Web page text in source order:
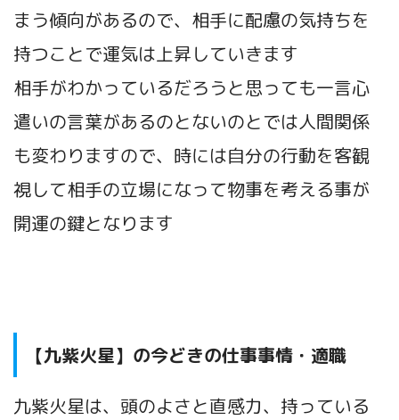
まう傾向があるので、相手に配慮の気持ちを
持つことで運気は上昇していきます
相手がわかっているだろうと思っても一言心
遣いの言葉があるのとないのとでは人間関係
も変わりますので、時には自分の行動を客観
視して相手の立場になって物事を考える事が
開運の鍵となります
【九紫火星】の今どきの仕事事情・適職
九紫火星は、頭のよさと直感力、持っている